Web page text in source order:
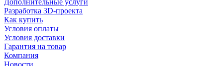
Дополнительные услуги
Разработка 3D-проекта
Как купить
Условия оплаты
Условия доставки
Гарантия на товар
Компания
Новости